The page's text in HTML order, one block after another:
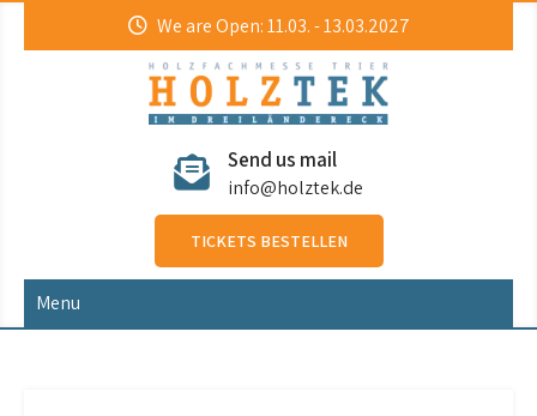
We are Open: 11.03. - 13.03.2027
HolzTek Send us mail
info@holztek.de
TICKETS BESTELLEN
Menu